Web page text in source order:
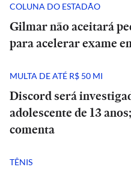
COLUNA DO ESTADÃO
Gilmar não aceitará
para acelerar exame
MULTA DE ATÉ R$ 50 MI
Discord será
adolescente de 13
comenta
TÊNIS